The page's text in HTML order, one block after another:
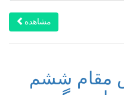
مشاهده
مقام ششم